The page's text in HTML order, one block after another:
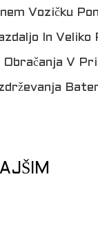
Vozičku
In
Obračanja V